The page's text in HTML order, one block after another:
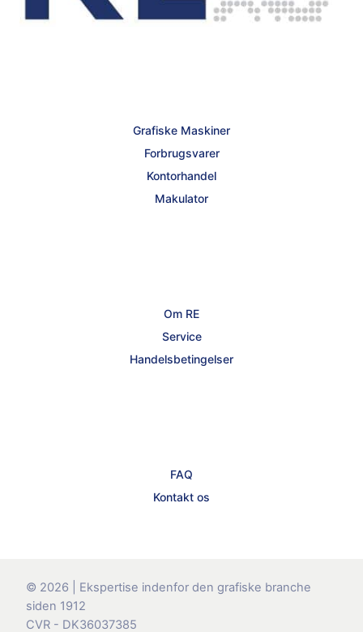
Grafiske Maskiner
Forbrugsvarer
Kontorhandel
Makulator
Om RE
Service
Handelsbetingelser
FAQ
Kontakt os
© 2026 | Ekspertise indenfor den grafiske branche
siden 1912
CVR - DK36037385